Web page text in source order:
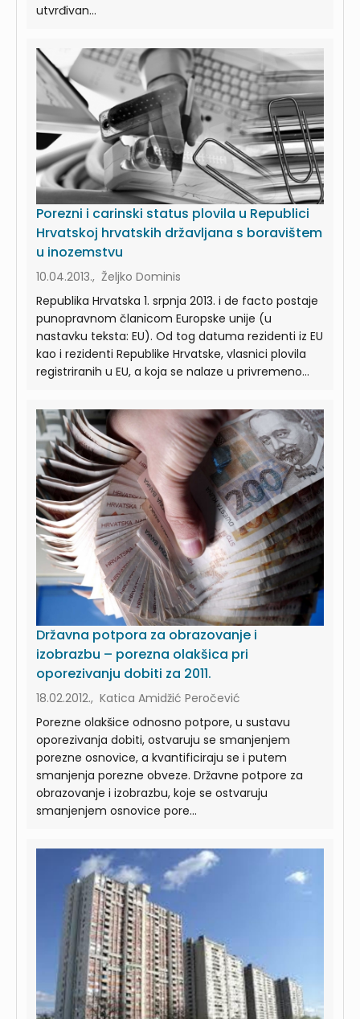
utvrđivan...
Porezni i carinski status plovila u Republici
Hrvatskoj hrvatskih državljana s boravištem
u inozemstvu
10.04.2013., Željko Dominis
Republika Hrvatska 1. srpnja 2013. i de facto postaje
punopravnom članicom Europske unije (u
nastavku teksta: EU). Od tog datuma rezidenti iz EU
kao i rezidenti Republike Hrvatske, vlasnici plovila
registriranih u EU, a koja se nalaze u privremeno...
Državna potpora za obrazovanje i
izobrazbu – porezna olakšica pri
oporezivanju dobiti za 2011.
18.02.2012., Katica Amidžić Peročević
Porezne olakšice odnosno potpore, u sustavu
oporezivanja dobiti, ostvaruju se smanjenjem
porezne osnovice, a kvantificiraju se i putem
smanjenja porezne obveze. Državne potpore za
obrazovanje i izobrazbu, koje se ostvaruju
smanjenjem osnovice pore...